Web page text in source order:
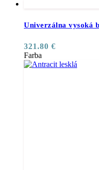
Univerzálna vysoká
321.80 €
Farba